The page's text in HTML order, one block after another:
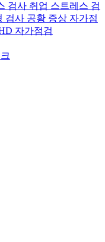
검사 취업 스트레스 검
검사 공황 증상 자가점
자가점검